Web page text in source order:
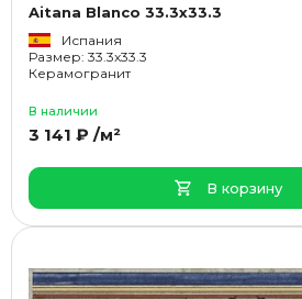
Aitana Blanco 33.3x33.3
Испания
Размер: 33.3x33.3
Керамогранит
В наличии
3 141 ₽ /м²
В корзину